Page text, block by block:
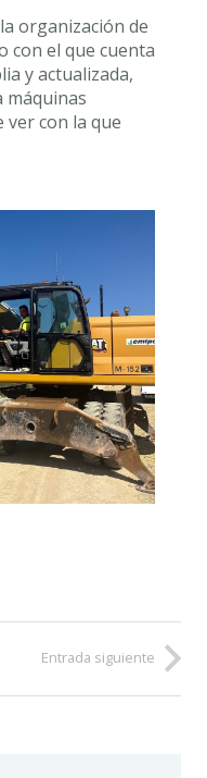
organización de
con el que cuenta
y actualizada,
máquinas
ver con la que
Entrada siguiente